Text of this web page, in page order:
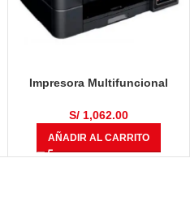
Impresora Multifuncional
S/1,062.00
AÑADIR AL CARRITO